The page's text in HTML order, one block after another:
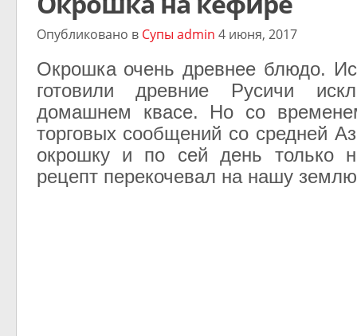
Опубликовано в Супы admin 4 июня, 2017
Окрошка очень древнее блюдо.
готовили древние Русичи
домашнем квасе. Но со
торговых сообщений со средней
окрошку и по сей день только
рецепт перекочевал на нашу